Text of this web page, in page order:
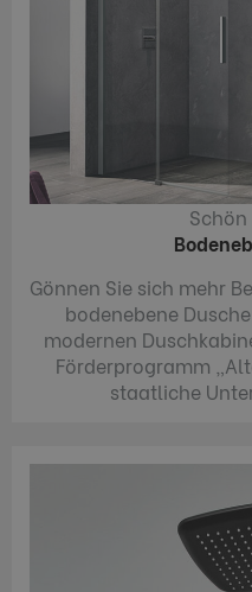
Gönnen Sie sich mehr
bodenebene
modernen
Förderprogramm
staatliche